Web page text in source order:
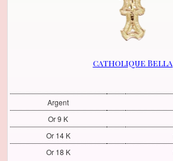
catholique Bella
Argent
Or 9 K
Or 14 K
Or 18 K